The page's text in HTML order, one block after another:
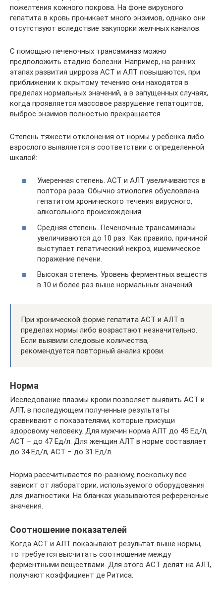
пожелтения кожного покрова. На фоне вирусного
гепатита в кровь проникает много энзимов, однако они
отсутствуют вследствие закупорки желчных каналов.
С помощью печеночных трансаминаз можно
предположить стадию болезни. Например, на ранних
этапах развития цирроза АСТ и АЛТ повышаются, при
приближении к скрытому течению они находятся в
пределах нормальных значений, а в запущенных случаях,
когда проявляется массовое разрушение гепатоцитов,
выброс энзимов полностью прекращается.
Степень тяжести отклонения от нормы у ребенка либо
взрослого выявляется в соответствии с определенной
шкалой:
Умеренная степень. АСТ и АЛТ увеличиваются в
полтора раза. Обычно этиология обусловлена
гепатитом хронического течения вирусного,
алкогольного происхождения.
Средняя степень. Печеночные трансаминазы
увеличиваются до 10 раз. Как правило, причиной
выступает гепатический некроз, ишемическое
поражение печени.
Высокая степень. Уровень ферментных веществ
в 10 и более раз выше нормальных значений.
При хронической форме гепатита АСТ и АЛТ в
пределах нормы либо возрастают незначительно.
Если выявили следовые количества,
рекомендуется повторный анализ крови.
Норма
Исследование плазмы крови позволяет выявить АСТ и
АЛТ, в последующем полученные результаты
сравнивают с показателями, которые присущи
здоровому человеку. Для мужчин норма АЛТ до 45 Ед/л,
АСТ – до 47 Ед/л. Для женщин АЛТ в норме составляет
до 34 Ед/л, АСТ – до 31 Ед/л.
Норма рассчитывается по-разному, поскольку все
зависит от лаборатории, используемого оборудования
для диагностики. На бланках указываются референсные
значения.
Соотношение показателей
Когда АСТ и АЛТ показывают результат выше нормы,
то требуется высчитать соотношение между
ферментными веществами. Для этого АСТ делят на АЛТ,
получают коэффициент де Ритиса.